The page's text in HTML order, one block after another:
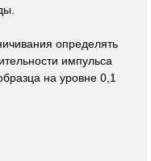
определять
импульса
на уровне 0,1